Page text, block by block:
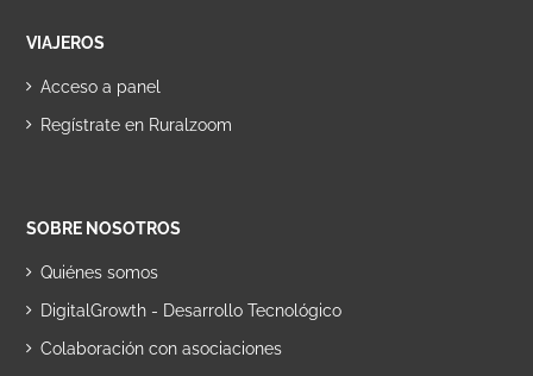
VIAJEROS
Acceso a panel
Regístrate en Ruralzoom
SOBRE NOSOTROS
Quiénes somos
DigitalGrowth - Desarrollo Tecnológico
Colaboración con asociaciones